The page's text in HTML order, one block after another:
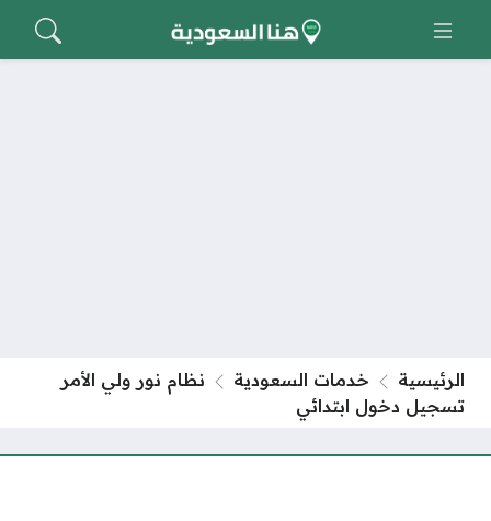
الرئيسية خدمات السعودية
نظام نور ولي الأمر
تسجيل دخول ابتدائي